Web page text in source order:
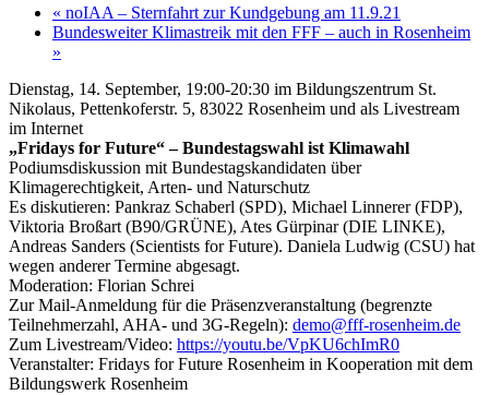
« noIAA – Sternfahrt zur Kundgebung am 11.9.21
Bundesweiter Klimastreik mit den FFF – auch in Rosenheim
»
Dienstag, 14. September, 19:00-20:30 im Bildungszentrum St.
Nikolaus, Pettenkoferstr. 5, 83022 Rosenheim und als Livestream
im Internet
„Fridays for Future“ – Bundestagswahl ist Klimawahl
Podiumsdiskussion mit Bundestagskandidaten über
Klimagerechtigkeit, Arten- und Naturschutz
Es diskutieren: Pankraz Schaberl (SPD), Michael Linnerer (FDP),
Viktoria Broßart (B90/GRÜNE), Ates Gürpinar (DIE LINKE),
Andreas Sanders (Scientists for Future). Daniela Ludwig (CSU) hat
wegen anderer Termine abgesagt.
Moderation: Florian Schrei
Zur Mail-Anmeldung für die Präsenzveranstaltung (begrenzte
Teilnehmerzahl, AHA- und 3G-Regeln): demo@fff-rosenheim.de
Zum Livestream/Video: https://youtu.be/VpKU6chImR0
Veranstalter: Fridays for Future Rosenheim in Kooperation mit dem
Bildungswerk Rosenheim